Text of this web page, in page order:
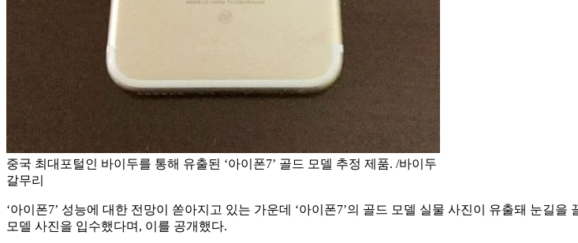
중국 최대포털인 바이두를 통해 유출된 ‘아이폰7’ 골드 모델 추정 제품. /바이두
갈무리
‘아이폰7’ 성능에 대한 전망이 쏟아지고 있는 가운데 ‘아이폰7’의 골드 모델 실물 사진이 유출돼 눈길
모델 사진을 입수했다며, 이를 공개했다.